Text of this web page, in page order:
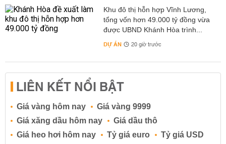
Khu đô thị hỗn hợp Vĩnh Lương,
tổng vốn hơn 49.000 tỷ đồng vừa
được UBND Khánh Hòa trình...
DỰ ÁN 20 giờ trước
LIÊN KẾT NỔI BẬT
Giá vàng hôm nay
Giá vàng 9999
Giá xăng dầu hôm nay
Giá dầu thô
Giá heo hơi hôm nay
Tỷ giá euro
Tỷ giá USD